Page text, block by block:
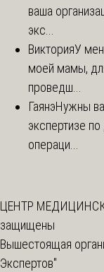
ваша
экс...
ВикторияУ
моей мамы,
проведш...
ГаянэНужны
экспертизе
операци...
ЦЕНТР
защищены
Вышестоящая
Экспертов"